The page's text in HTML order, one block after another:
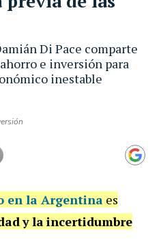
Di Pace comparte
e inversión para
inestable
en la Argentina es
ylaincertidumbre